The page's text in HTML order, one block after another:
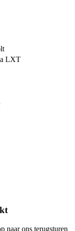
LXT
naar ons terugsturen